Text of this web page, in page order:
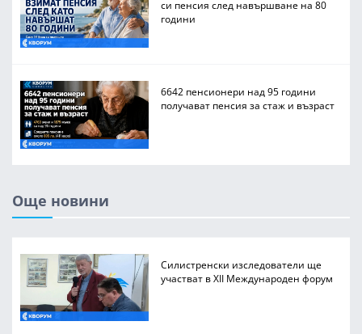
си пенсия след навършване на 80
години
6642 пенсионери над 95 години
получават пенсия за стаж и възраст
Още новини
Силистренски изследователи ще
участват в XII Международен форум